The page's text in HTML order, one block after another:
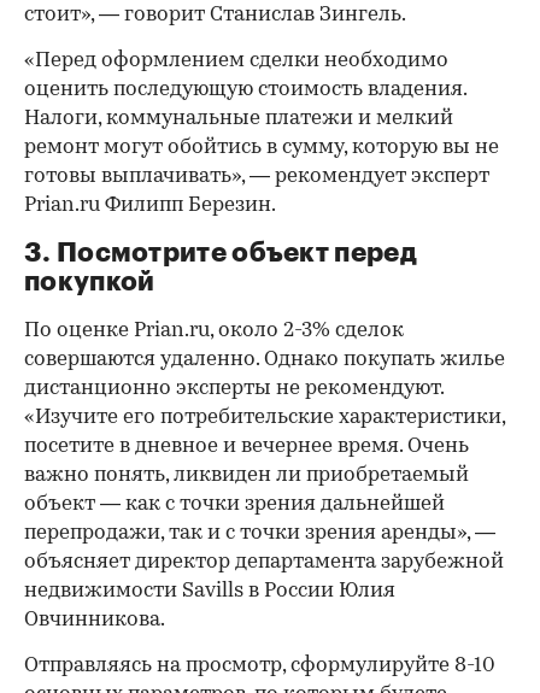
стоит», — говорит Станислав Зингель.
«Перед оформлением сделки необходимо
оценить последующую стоимость владения.
Налоги, коммунальные платежи и мелкий
ремонт могут обойтись в сумму, которую вы не
готовы выплачивать», — рекомендует эксперт
Prian.ru Филипп Березин.
3. Посмотрите объект перед
покупкой
По оценке Prian.ru, около 2-3% сделок
совершаются удаленно. Однако покупать жилье
дистанционно эксперты не рекомендуют.
«Изучите его потребительские характеристики,
посетите в дневное и вечернее время. Очень
важно понять, ликвиден ли приобретаемый
объект — как с точки зрения дальнейшей
перепродажи, так и с точки зрения аренды», —
объясняет директор департамента зарубежной
недвижимости Savills в России Юлия
Овчинникова.
Отправляясь на просмотр, сформулируйте 8-10